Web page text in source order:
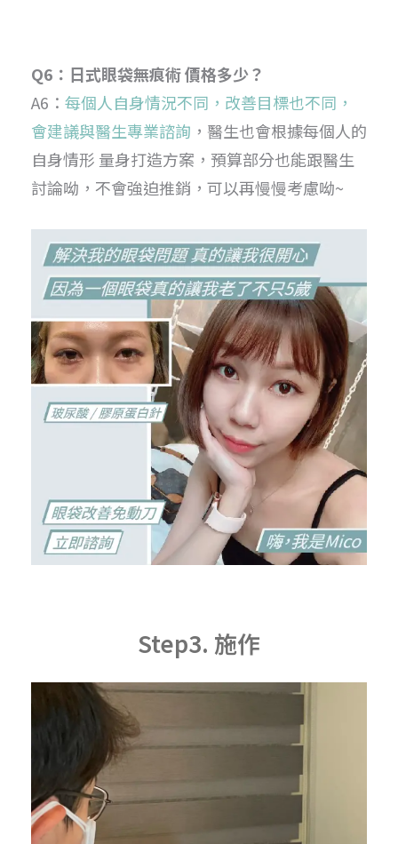
Q6：日式眼袋無痕術 價格多少？
A6： 每個人自身情況不同，改善目標也不同，
會建議與醫生專業諮詢 ，醫生也會根據每個人的
自身情形 量身打造方案，預算部分也能跟醫生
討論呦，不會強迫推銷，可以再慢慢考慮呦~
Step3. 施作